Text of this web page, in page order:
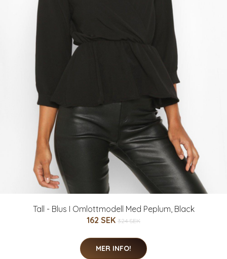
Tall - Blus I Omlottmodell Med Peplum, Black
162 SEK 324 SEK
MER INFO!